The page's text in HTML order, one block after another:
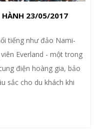
HÀNH 23/05/2017
tiếng như đảo Nami-
Everland - một trong
điện hoàng gia, bảo
sắc cho du khách khi